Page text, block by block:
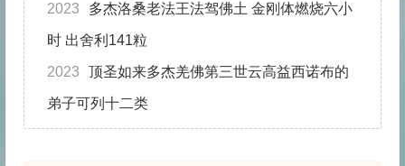
2023 多杰洛桑老法王法驾佛土 金刚体燃烧六小
时 出舍利141粒
2023 顶圣如来多杰羌佛第三世云高益西诺布的
弟子可列十二类